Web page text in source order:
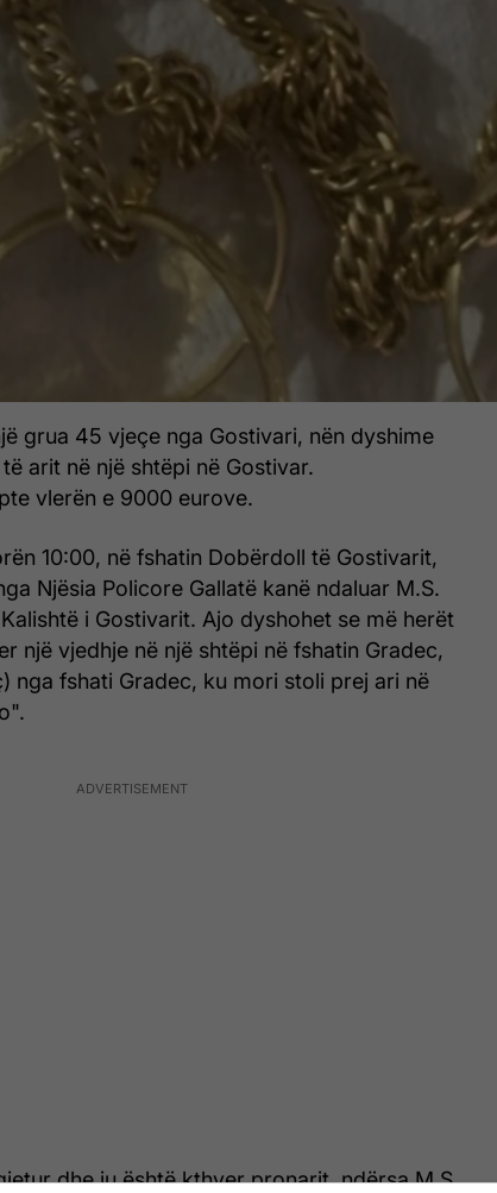
grua 45 vjeçe nga Gostivari, nën dyshime
arit në një shtëpi në Gostivar.
vlerën e 9000 eurove.
10:00, në fshatin Dobërdoll të Gostivarit,
Njësia Policore Gallatë kanë ndaluar M.S.
i Gostivarit. Ajo dyshohet se më herët
një vjedhje në një shtëpi në fshatin Gradec,
nga fshati Gradec, ku mori stoli prej ari në
dhe iu është kthyer pronarit, ndërsa M.S.